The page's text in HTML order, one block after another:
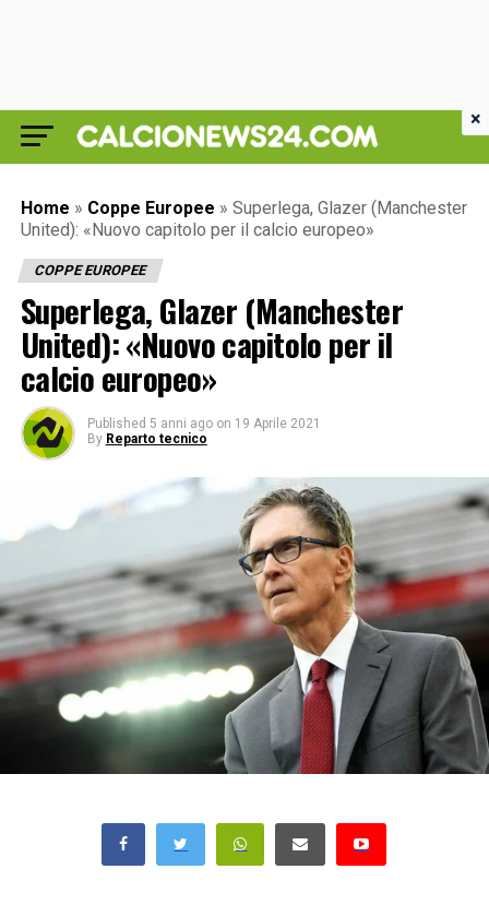
Home » Coppe Europee » Superlega, Glazer (Manchester
United): «Nuovo capitolo per il calcio europeo»
COPPE EUROPEE
Superlega, Glazer (Manchester
United): «Nuovo capitolo per il
calcio europeo»
Published 5 anni ago on 19 Aprile 2021
By Reparto tecnico
×